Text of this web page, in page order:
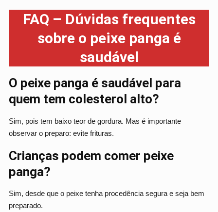
FAQ – Dúvidas frequentes
sobre o peixe panga é
saudável
O peixe panga é saudável para
quem tem colesterol alto?
Sim, pois tem baixo teor de gordura. Mas é importante
observar o preparo: evite frituras.
Crianças podem comer peixe
panga?
Sim, desde que o peixe tenha procedência segura e seja bem
preparado.